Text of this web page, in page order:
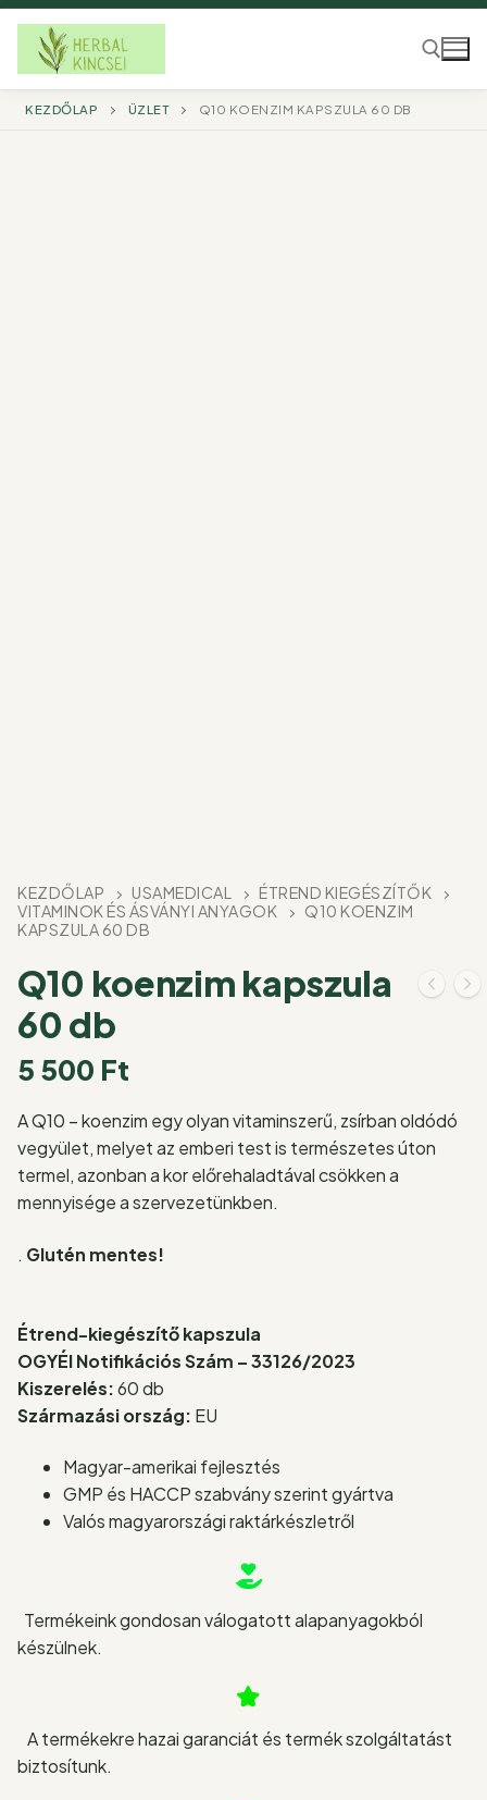
Ugrás
tartalomra
KEZDŐLAP ÜZLET Q10 KOENZIM KAPSZULA 60 DB
KEZDŐLAP USAMEDICAL
ÉTREND KIEGÉSZÍTŐK
VITAMINOK ÉS ÁSVÁNYI ANYAGOK
Q10 KOENZIM
KAPSZULA 60 DB
Q10 koenzim kapszula
60 db
5 500 Ft
A Q10 – koenzim egy olyan vitaminszerű, zsírban oldódó
vegyület, melyet az emberi test is természetes úton
termel, azonban a kor előrehaladtával csökken a
mennyisége a szervezetünkben.
. Glutén mentes!
Étrend-kiegészítő kapszula
OGYÉI Notifikációs Szám – 33126/2023
Kiszerelés:60 db
Származási ország: EU
Magyar-amerikai fejlesztés
GMP és HACCP szabvány szerint gyártva
Valós magyarországi raktárkészletről
Termékeink gondosan válogatott alapanyagokból
készülnek.
A termékekre hazai garanciát és termék szolgáltatást
biztosítunk.